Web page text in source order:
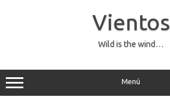
Vientos
Wild is the wind…
Menú